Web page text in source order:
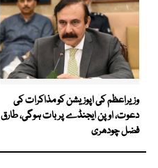
وزیراعظم کی اپوزیشن کو مذاکرات کی
دعوت، اوپن ایجنڈے پر بات ہوگی، طارق
فضل چودھری